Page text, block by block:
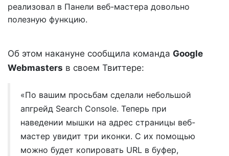
реализовал в Панели веб-мастера довольно
полезную функцию.
Об этом накануне сообщила команда Google
Webmasters в своем Твиттере:
«По вашим просьбам сделали небольшой
апгрейд Search Console. Теперь при
наведении мышки на адрес страницы веб-
мастер увидит три иконки. С их помощью
можно будет копировать URL в буфер,